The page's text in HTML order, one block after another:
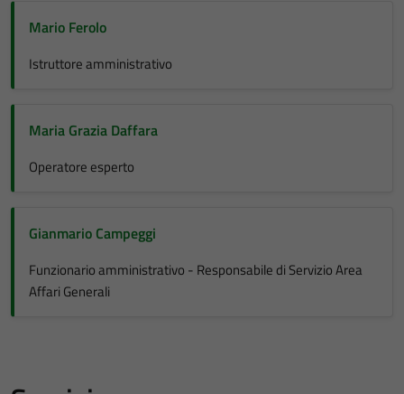
Mario Ferolo
Istruttore amministrativo
Maria Grazia Daffara
Operatore esperto
Gianmario Campeggi
Funzionario amministrativo - Responsabile di Servizio Area
Affari Generali